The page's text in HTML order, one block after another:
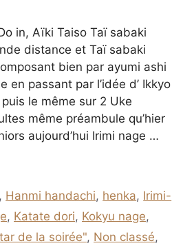
in, Aïki Taiso Taï sabaki
distance et Taï sabaki
bien par ayumi ashi
en passant par l’idée d’ Ikkyo
le même sur 2 Uke
même préambule qu’hier
aujourd’hui Irimi nage …
, Hanmi handachi, henka, Irimi-
, Katate dori, Kokyu nage,
de la soirée", Non classé,